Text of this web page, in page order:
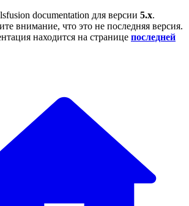
lsfusion documentation для версии 5.x.
внимание, что это не последняя версия.
находится на странице последней